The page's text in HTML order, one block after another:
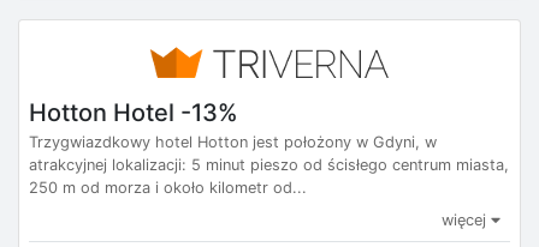
Hotton Hotel -13%
Trzygwiazdkowy hotel Hotton jest położony w Gdyni, w
atrakcyjnej lokalizacji: 5 minut pieszo od ścisłego centrum miasta,
250 m od morza i około kilometr od...
więcej